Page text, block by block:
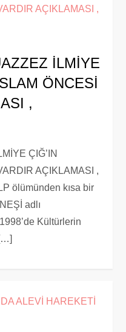
İLMİYE
ÖNCESİ
,
ÇIĞ’IN
AÇIKLAMASI ,
ölümünden kısa bir
adlı
Kültürlerin